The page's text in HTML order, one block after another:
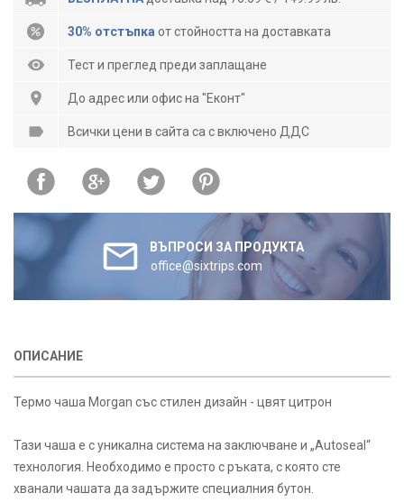
30% отстъпка от стойността на доставката
Тест и преглед преди заплащане
До адрес или офис на "Еконт"
Всички цени в сайта са с включено ДДС
ВЪПРОСИ ЗА ПРОДУКТА
office@sixtrips.com
ОПИСАНИЕ
Термо чаша Morgan със стилен дизайн - цвят цитрон
Тази чаша е с уникална система на заключване и „Autoseal“
технология. Необходимо е просто с ръката, с която сте
хванали чашата да задържите специалния бутон.